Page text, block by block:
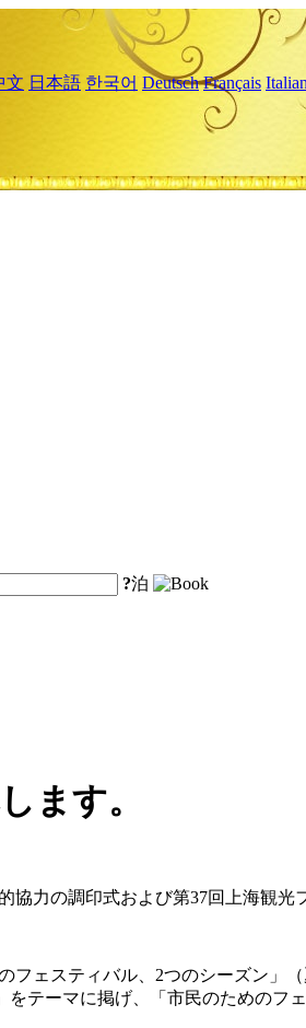
文 日本語 한국어 Deutsch Français
?泊
ます。
力の調印式および第37回上海観
フェスティバル、2つのシーズン」
をテーマに掲げ、「市民のためのフ